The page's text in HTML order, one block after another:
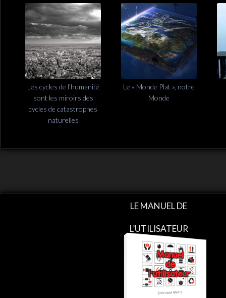
Les cycles de l’humanité
sont les miroirs des
cycles de catastrophes
naturelles
Le « Monde Plat », notre
Monde
LE MANUEL DE
L’UTILISATEUR